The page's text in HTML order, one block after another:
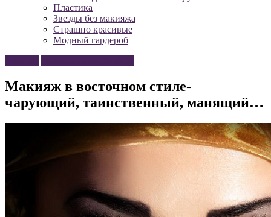
Пластика
Звезды без макияжа
Страшно красивые
Модный гардероб
Макияж в восточном стиле-
чарующий, таинственный, манящий…